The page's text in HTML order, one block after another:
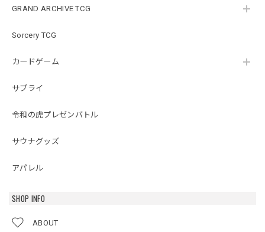
GRAND ARCHIVE TCG
Sorcery TCG
カードゲーム
サプライ
令和の虎プレゼンバトル
サウナグッズ
アパレル
SHOP INFO
ABOUT